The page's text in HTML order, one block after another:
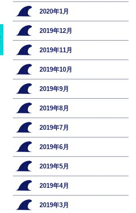
2020年1月
2019年12月
2019年11月
2019年10月
2019年9月
2019年8月
2019年7月
2019年6月
2019年5月
2019年4月
2019年3月